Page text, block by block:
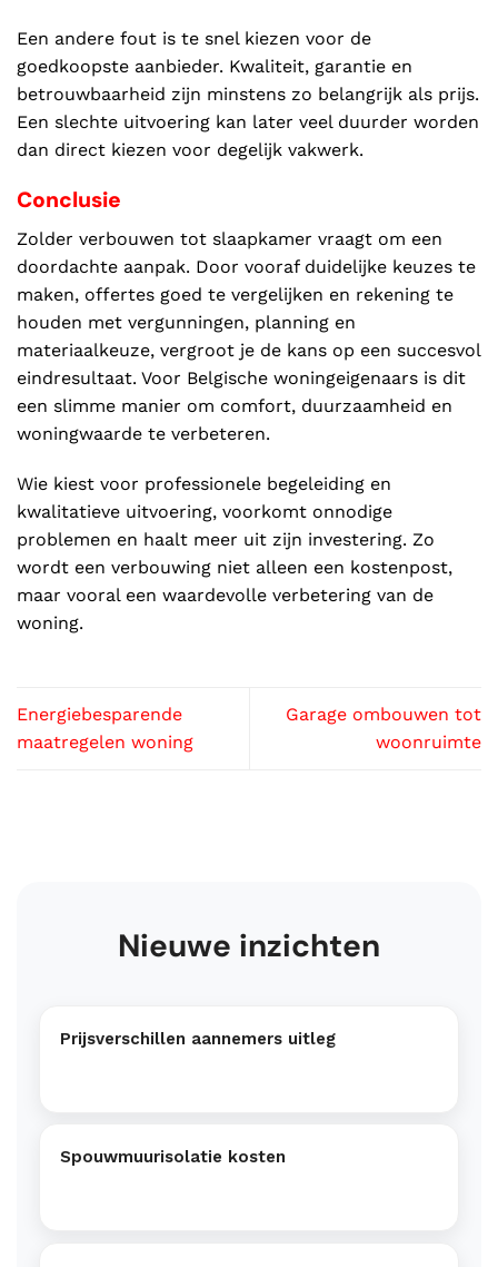
Een andere fout is te snel kiezen voor de
goedkoopste aanbieder. Kwaliteit, garantie en
betrouwbaarheid zijn minstens zo belangrijk als prijs.
Een slechte uitvoering kan later veel duurder worden
dan direct kiezen voor degelijk vakwerk.
Conclusie
Zolder verbouwen tot slaapkamer vraagt om een
doordachte aanpak. Door vooraf duidelijke keuzes te
maken, offertes goed te vergelijken en rekening te
houden met vergunningen, planning en
materiaalkeuze, vergroot je de kans op een succesvol
eindresultaat. Voor Belgische woningeigenaars is dit
een slimme manier om comfort, duurzaamheid en
woningwaarde te verbeteren.
Wie kiest voor professionele begeleiding en
kwalitatieve uitvoering, voorkomt onnodige
problemen en haalt meer uit zijn investering. Zo
wordt een verbouwing niet alleen een kostenpost,
maar vooral een waardevolle verbetering van de
woning.
Energiebesparende
maatregelen woning
Garage ombouwen tot
woonruimte
Nieuwe inzichten
Prijsverschillen aannemers uitleg
Spouwmuurisolatie kosten